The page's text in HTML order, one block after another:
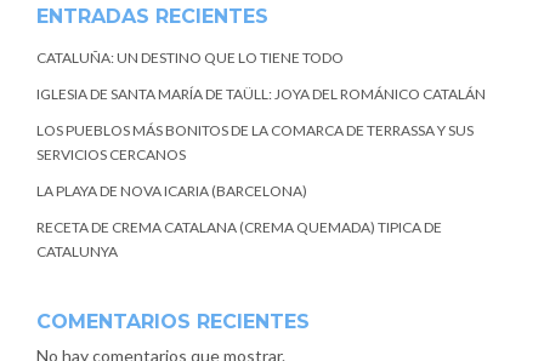
ENTRADAS RECIENTES
CATALUÑA: UN DESTINO QUE LO TIENE TODO
IGLESIA DE SANTA MARÍA DE TAÜLL: JOYA DEL ROMÁNICO CATALÁN
LOS PUEBLOS MÁS BONITOS DE LA COMARCA DE TERRASSA Y SUS
SERVICIOS CERCANOS
LA PLAYA DE NOVA ICARIA (BARCELONA)
RECETA DE CREMA CATALANA (CREMA QUEMADA) TIPICA DE
CATALUNYA
COMENTARIOS RECIENTES
No hay comentarios que mostrar.